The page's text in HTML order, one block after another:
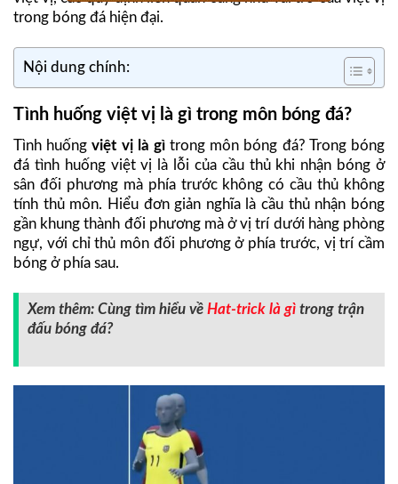
trong bóng đá hiện đại.
Nội dung chính:
Tình huống việt vị là gì trong môn bóng đá?
Tình huốngviệt vị là gìtrong môn bóng đá? Trong bóng
đá tình huống việt vị là lỗi của cầu thủ khi nhận bóng ở
sân đối phương mà phía trước không có cầu thủ không
tính thủ môn. Hiểu đơn giản nghĩa là cầu thủ nhận bóng
gần khung thành đối phương mà ở vị trí dưới hàng phòng
ngự, với chỉ thủ môn đối phương ở phía trước, vị trí cầm
bóng ở phía sau.
Xem thêm: Cùng tìm hiểu về Hat-trick là gì trong trận
đấu bóng đá?